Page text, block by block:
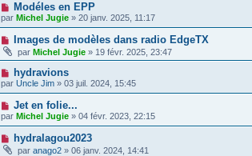
Modéles en EPP
par Michel Jugie » 20 janv. 2025, 11:17
Images de modèles dans radio EdgeTX
par Michel Jugie » 19 févr. 2025, 23:47
hydravions
par Uncle Jim » 03 juil. 2024, 15:45
Jet en folie...
par Michel Jugie » 04 févr. 2023, 22:15
hydralagou2023
par anago2 » 06 janv. 2024, 14:41